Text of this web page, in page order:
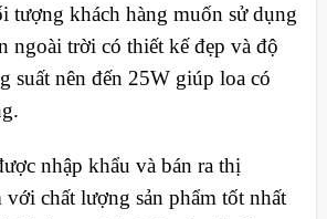
tượng khách hàng muốn sử dụng
ngoài trời có thiết kế đẹp và độ
suất nên đến 25W giúp loa có
nhập khẩu và bán ra thị
chất lượng sản phẩm tốt nhất